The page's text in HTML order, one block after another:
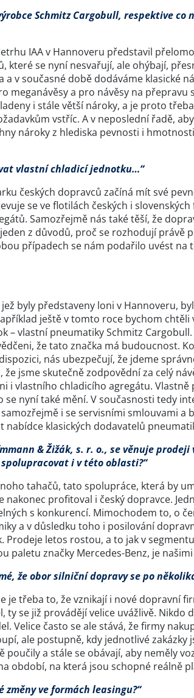
Schmitz Cargobull, respektive co
IAA v Hannoveru představil
které se nyní nesvařují, ale ohýbají,
a v současné době dodáváme klasické
meganávěsy a pro návěsy na přepravu
i stále větší nároky, a je proto
vstříc. A v neposlední řadě,
nároky z hlediska pevnosti i
vlastní chladicí jednotku…“
českých dopravců začíná mít své
se ve flotilách českých i
Samozřejmě nás také těší, že
z důvodů, proč se rozhodují právě
případech se nám podařilo uvést
byly představeny loni v Hannoveru,
ještě v tomto roce bychom
– vlastní pneumatiky Schmitz
že tato značka má budoucnost.
nás ubezpečují, že jdeme
jsme skutečně zodpovědní za celý
i vlastního chladicího agregátu.
se nyní také mění. V současnosti tedy
i se servisními smlouvami
klasických dodavatelů
& Žižák, s. r. o., se věnuje
i v této oblasti?“
tahačů, tato spolupráce, která by
nakonec profitoval i český dopravce.
s konkurencí. Mimochodem to, o
a v důsledku toho i posilování
Prodeje letos rostou, a to jak v
paletu značky Mercedes-Benz, je
že obor silniční dopravy se po
je třeba to, že vznikají i nové dopravní
ty se již provádějí velice uvážlivě.
Velice často se ale stává, že firmy
ale postupně, kdy jednotlivé zakázky
poučily a stále se obávají, aby neměly
období, na která jsou schopné reálně
ve formách leasingu?“